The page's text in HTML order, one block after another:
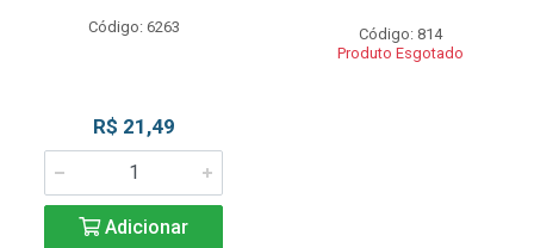
Código: 6263
R$ 21,49
Adicionar
Código: 814
Produto Esgotado